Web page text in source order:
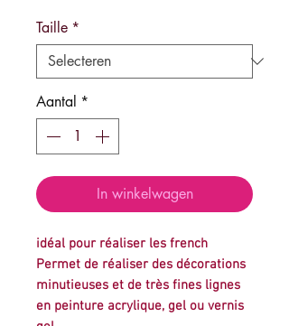
Taille *
Aantal *
In winkelwagen
idéal pour réaliser les french
Permet de réaliser des décorations
minutieuses et de très fines lignes
en peinture acrylique, gel ou vernis